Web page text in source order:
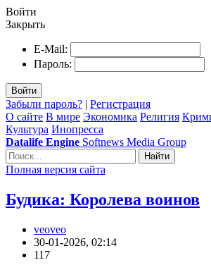
Войти
Закрыть
E-Mail:
Пароль:
Войти
Забыли пароль? | Регистрация
О сайте В мире Экономика Религия
Культура Инопресса
Datalife Engine Softnews Media Group
Найти
Полная версия сайта
Будика: Королева воинов
veoveo
30-01-2026, 02:14
117